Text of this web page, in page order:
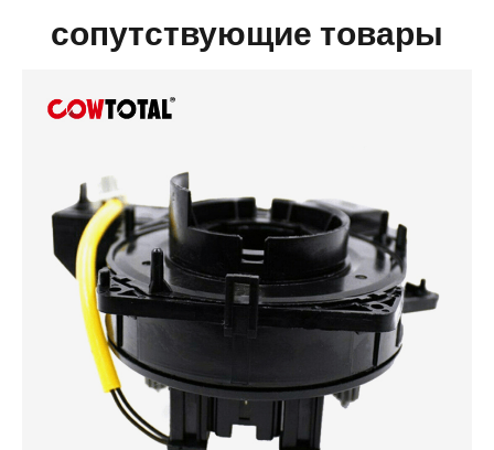
сопутствующие товары